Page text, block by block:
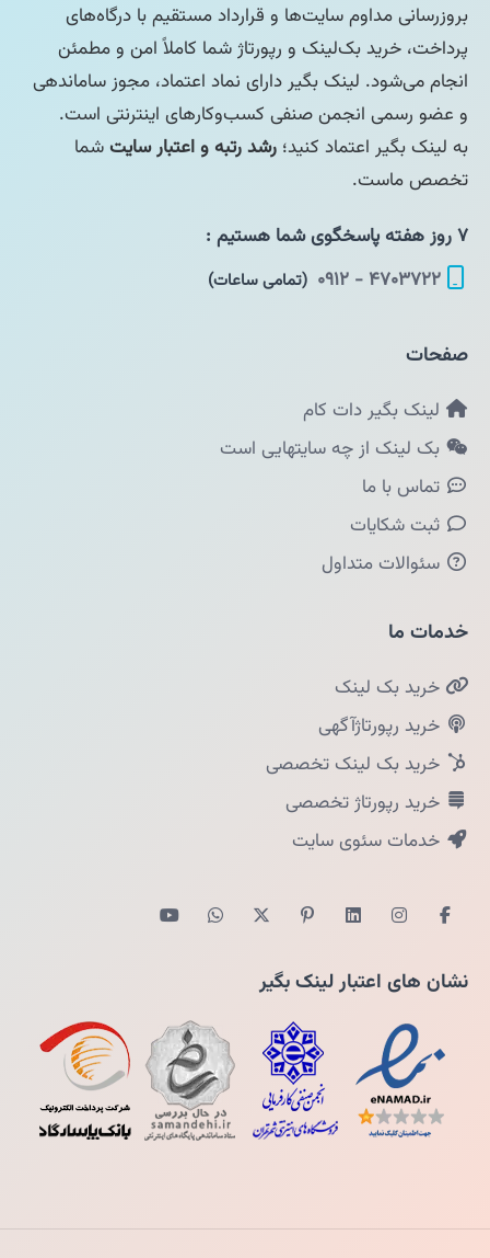
بروزرسانی مداوم سایت‌ها و قرارداد مستقیم با درگاه‌های
پرداخت، خرید بک‌لینک و رپورتاژ شما کاملاً امن و مطمئن
انجام می‌شود. لینک بگیر دارای نماد اعتماد، مجوز ساماندهی
و عضو رسمی انجمن صنفی کسب‌وکارهای اینترنتی است.
به لینک بگیر اعتماد کنید؛ رشد رتبه و اعتبار سایتشما
تخصص ماست.
۷ روز هفته پاسخگوی شما هستیم :
۴۷۰۳۷۲۲ - ۰۹۱۲
(تمامی ساعات)
صفحات
لینک بگیر دات کام
بک لینک از چه سایتهایی است
تماس با ما
ثبت شکایات
سئوالات متداول
خدمات ما
خرید بک لینک
خرید رپورتاژآگهی
خرید بک لینک تخصصی
خرید رپورتاژ تخصصی
خدمات سئوی سایت
نشان های اعتبار لینک بگیر